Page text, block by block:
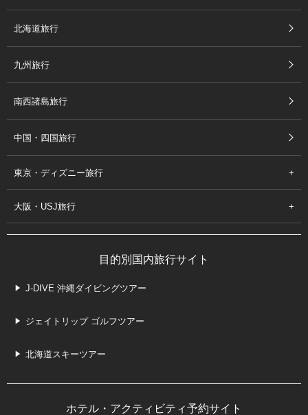
北海道旅行
九州旅行
南西諸島旅行
中国・四国旅行
東京・ディズニー旅行
大阪・USJ旅行
目的別国内旅行サイト
J-DIVE 沖縄ダイビングツアー
ジェイトリップ ゴルフツアー
北海道スキーツアー
ホテル・アクティビティ予約サイト